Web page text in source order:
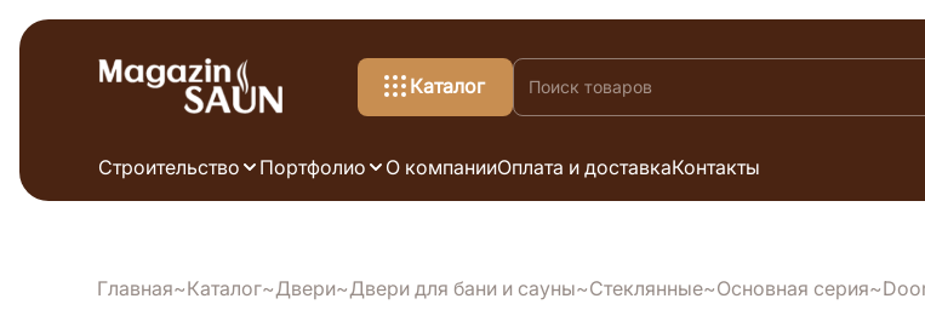
Каталог
Строительство Портфолио О компанииОплата и доставкаКонтакты
Главная Каталог Двери Двери для бани и сауны Стеклянные Основная серия